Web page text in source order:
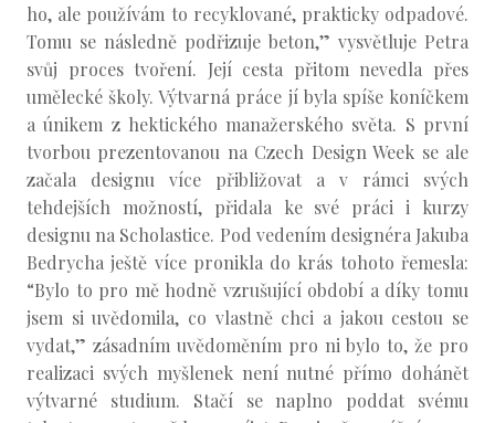
ho, ale používám to recyklované, prakticky odpadové.
Tomu se následně podřizuje beton,” vysvětluje Petra
svůj proces tvoření. Její cesta přitom nevedla přes
umělecké školy. Výtvarná práce jí byla spíše koníčkem
a únikem z hektického manažerského světa. S první
tvorbou prezentovanou na Czech Design Week se ale
začala designu více přibližovat a v rámci svých
tehdejších možností, přidala ke své práci i kurzy
designu na Scholastice. Pod vedením designéra Jakuba
Bedrycha ještě více pronikla do krás tohoto řemesla:
“Bylo to pro mě hodně vzrušující období a díky tomu
jsem si uvědomila, co vlastně chci a jakou cestou se
vydat,” zásadním uvědoměním pro ni bylo to, že pro
realizaci svých myšlenek není nutné přímo dohánět
výtvarné studium. Stačí se naplno poddat svému